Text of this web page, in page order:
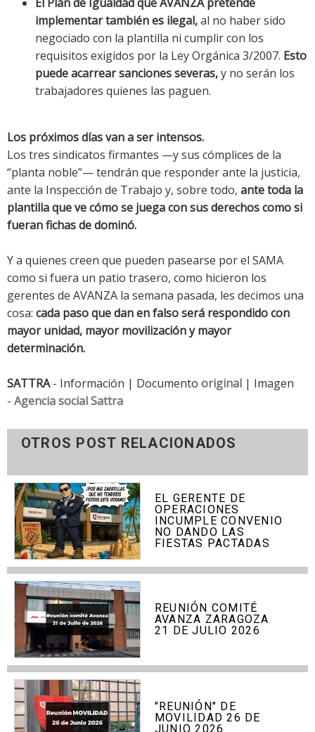
implementar también es ilegal,al no haber sido
negociado con la plantilla ni cumplir con los
requisitos exigidos por la Ley Orgánica 3/2007. Esto
puede acarrear sanciones severas,y no serán los
trabajadores quienes las paguen.
Los próximos días van a ser intensos.
Los tres sindicatos firmantes —y sus cómplices de la
“planta noble”— tendrán que responder ante la justicia,
ante la Inspección de Trabajo y, sobre todo, ante toda la
plantilla que ve cómo se juega con sus derechos como si
fueran fichas de dominó.
Y a quienes creen que pueden pasearse por el SAMA
como si fuera un patio trasero, como hicieron los
gerentes de AVANZA la semana pasada, les decimos una
cosa: cada paso que dan en falso será respondido con
mayor unidad, mayor movilización y mayor
determinación.
SATTRA- Información | Documento original | Imagen
- Agencia social Sattra
OTROS POST RELACIONADOS
EL GERENTE DE
OPERACIONES
INCUMPLE CONVENIO
NO DANDO LAS
FIESTAS PACTADAS
REUNIÓN COMITÉ
AVANZA ZARAGOZA
21 DE JULIO 2026
"REUNIÓN" DE
MOVILIDAD 26 DE
JUNIO 2026